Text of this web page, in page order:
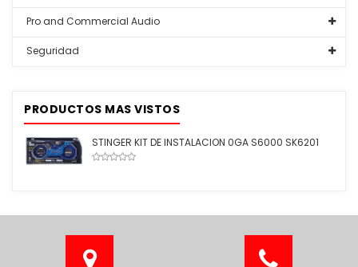
Pro and Commercial Audio
Seguridad
PRODUCTOS MAS VISTOS
STINGER KIT DE INSTALACION 0GA S6000 SK6201